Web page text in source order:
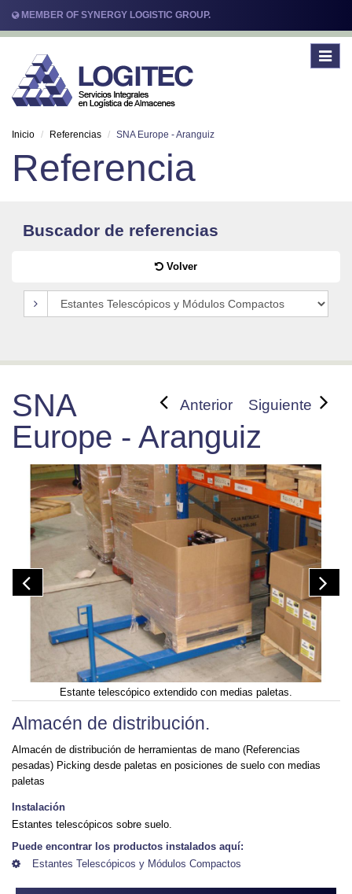
MEMBER OF SYNERGY LOGISTIC GROUP.
Toggle
Inicio Referencias SNA Europe - Aranguiz
Referencia
Buscador de referencias
Volver
Anterior Siguiente
SNA
Europe - Aranguiz
Estante telescópico extendido con medias paletas.
Almacén de distribución.
Almacén de distribución de herramientas de mano (Referencias
pesadas) Picking desde paletas en posiciones de suelo con medias
paletas
Instalación
Estantes telescópicos sobre suelo.
Puede encontrar los productos instalados aquí:
Estantes Telescópicos y Módulos Compactos